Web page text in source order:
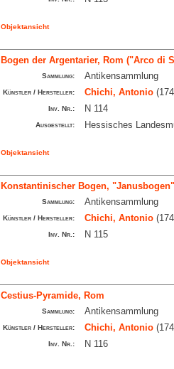
Objektansicht
Bogen der Argentarier, Rom ("Arco di
Sammlung: Antikensammlung
Künstler / Hersteller: Chichi, Antonio
Inv. Nr.: N 114
Ausgestellt: Hessisches
Objektansicht
Konstantinischer Bogen,
Sammlung: Antikensammlung
Künstler / Hersteller: Chichi, Antonio
Inv. Nr.: N 115
Objektansicht
Cestius-Pyramide, Rom
Sammlung: Antikensammlung
Künstler / Hersteller: Chichi, Antonio
Inv. Nr.: N 116